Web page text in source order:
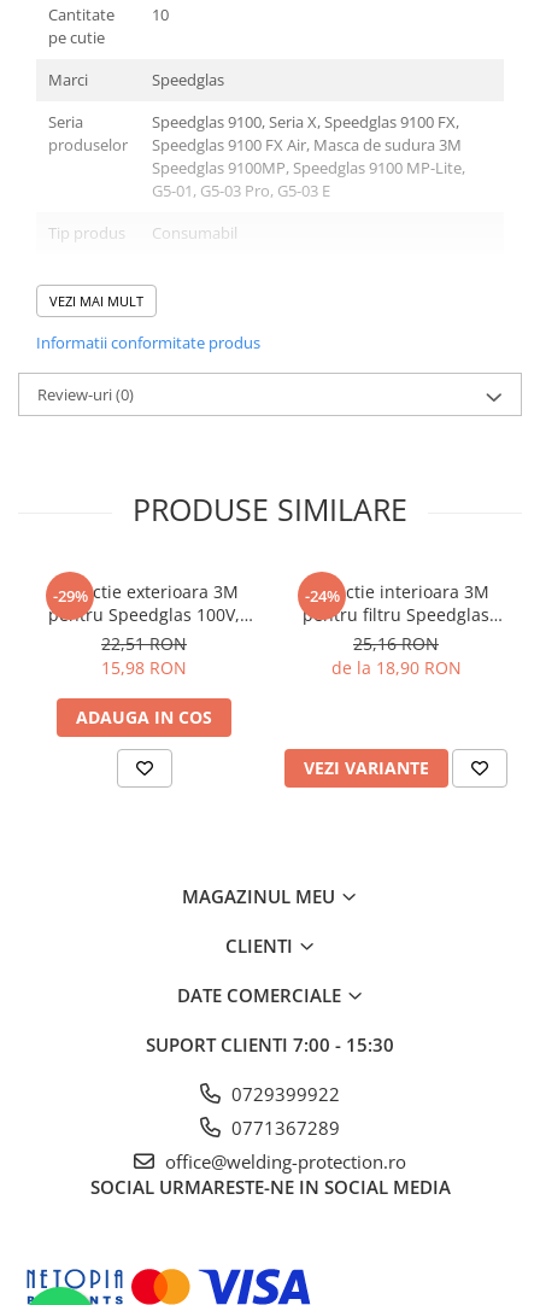
Cantitate
pe cutie
10
Marci
Speedglas
Seria
produselor
Speedglas 9100, Seria X, Speedglas 9100 FX,
Speedglas 9100 FX Air, Masca de sudura 3M
Speedglas 9100MP, Speedglas 9100 MP-Lite,
G5-01, G5-03 Pro, G5-03 E
Tip produs
Consumabil
Detaliile produsului
Inlocuiti cand protectia exterioara devine zgariata,
deterioarata si foarte muradara pentru a se mai curata.
Compatibilitate cu filtrul 9100.
Protejeaza filtrul de scantei si stropi.
VEZI MAI MULT
Informatii conformitate produs
Review-uri(0)
PRODUSE SIMILARE
-29%
Protectie exterioara 3M
pentru Speedglas 100V,
Standard
22,51 RON
15,98 RON
ADAUGA IN COS
-24%
Protectie interioara 3M
pentru filtru Speedglas
9100
25,16 RON
de la 18,90 RON
VEZI VARIANTE
MAGAZINUL MEU
CLIENTI
DATE COMERCIALE
SUPORT CLIENTI 7:00 - 15:30
0729399922
0771367289
office@welding-protection.ro
SOCIAL URMARESTE-NE IN SOCIAL MEDIA